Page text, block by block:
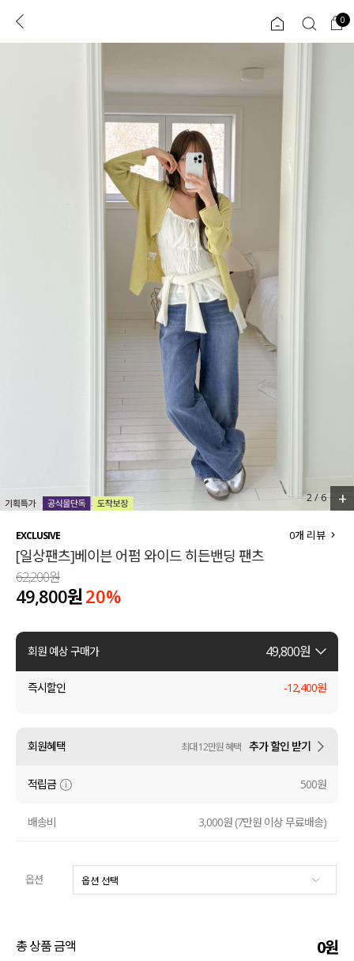
로그인 0
리뷰 & 혜택 플러스핏
CATEGORY COMMUNITY
티셔츠
팬츠
셔츠
원피스
수영복
아우터
코디템
ALL
익스클루시브
아우터
티셔츠
니트
블라우스
원피스
팬츠
스커트
언더웨어
0
2/6 +
EXCLUSIVE
[일상팬츠]베이븐 어펌 와이드 히든밴딩 팬츠
0개 리뷰
62,200원
49,800원20%
회원 예상 구매가 49,800원
즉시할인 -12,400원
회원혜택 최대 12만원 혜택 추가 할인 받기
적립금 500원
배송비 3,000원 (7만원 이상 무료배송)
옵션
총 상품 금액 0원